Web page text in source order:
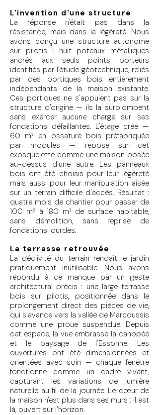
L'invention d'une structure
La réponse n'était pas dans la
résistance, mais dans la légèreté. Nous
avons conçu une structure autonome
sur pilotis : huit poteaux métalliques
ancrés aux seuls points porteurs
identifiés par l'étude géotechnique, reliés
par des portiques bois entièrement
indépendants de la maison existante.
Ces portiques ne s'appuient pas sur la
structure d'origine — ils la surplombent
sans exercer aucune charge sur ses
fondations défaillantes. L'étage créé —
60 m² en ossature bois préfabriquée
par modules — repose sur cet
exosquelette comme une maison posée
au-dessus d'une autre. Les panneaux
bois ont été choisis pour leur légèreté
mais aussi pour leur manipulation aisée
sur un terrain difficile d'accès. Résultat :
quatre mois de chantier pour passer de
100 m² à 180 m² de surface habitable,
sans démolition, sans reprise de
fondations lourdes.
La terrasse retrouvée
La déclivité du terrain rendait le jardin
pratiquement inutilisable. Nous avons
répondu à ce manque par un geste
architectural précis : une large terrasse
bois sur pilotis, positionnée dans le
prolongement direct des pièces de vie,
qui s'avance vers la vallée de Marcoussis
comme une proue suspendue. Depuis
cet espace, la vue embrasse la canopée
et le paysage de l'Essonne. Les
ouvertures ont été dimensionnées et
orientées avec soin — chaque fenêtre
fonctionne comme un cadre vivant,
capturant les variations de lumière
naturelle au fil de la journée. Le cœur de
la maison n'est plus dans ses murs : il est
là, ouvert sur l'horizon.